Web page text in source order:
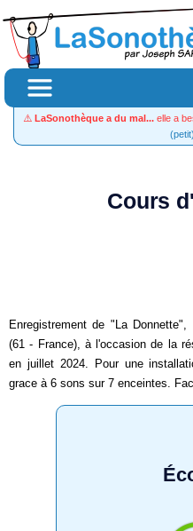
⚠️ LaSonothèque a du mal... elle a
(petit)
Cours
Enregistrement de "La
(61 - France), à l'occasion de la
en juillet 2024. Pour une
grace à 6 sons sur 7 enceintes.